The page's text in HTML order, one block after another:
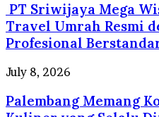
Mega
Wisata,
Perusahaan
Travel
Umrah
Resmi
dengan
Pelayanan
PT Sriwijaya Mega
Travel Umrah Resmi
Profesional
Palembang
Kota
Makan,
July 8, 2026
Palembang Memang